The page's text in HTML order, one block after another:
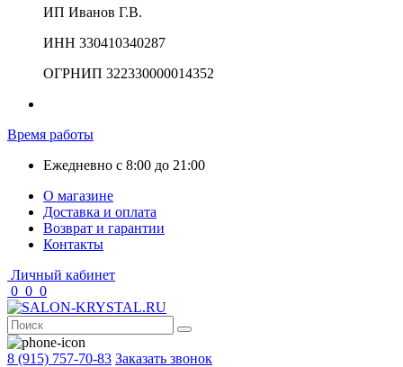
ИП Иванов Г.В.
ИНН 330410340287
ОГРНИП 322330000014352
Время работы
Ежедневно с 8:00 до 21:00
О магазине
Доставка и оплата
Возврат и гарантии
Контакты
Личный кабинет
0 0 0
8 (915) 757-70-83 Заказать звонок